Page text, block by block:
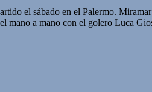
el sábado en el Palermo.
mano a mano con el golero Luca